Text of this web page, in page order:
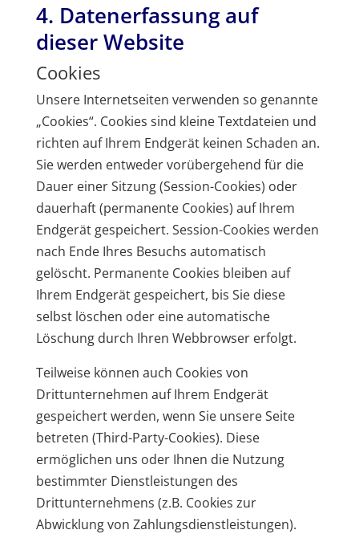
4. Datenerfassung auf
dieser Website
Cookies
Unsere Internetseiten verwenden so genannte
„Cookies“. Cookies sind kleine Textdateien und
richten auf Ihrem Endgerät keinen Schaden an.
Sie werden entweder vorübergehend für die
Dauer einer Sitzung (Session-Cookies) oder
dauerhaft (permanente Cookies) auf Ihrem
Endgerät gespeichert. Session-Cookies werden
nach Ende Ihres Besuchs automatisch
gelöscht. Permanente Cookies bleiben auf
Ihrem Endgerät gespeichert, bis Sie diese
selbst löschen oder eine automatische
Löschung durch Ihren Webbrowser erfolgt.
Teilweise können auch Cookies von
Drittunternehmen auf Ihrem Endgerät
gespeichert werden, wenn Sie unsere Seite
betreten (Third-Party-Cookies). Diese
ermöglichen uns oder Ihnen die Nutzung
bestimmter Dienstleistungen des
Drittunternehmens (z.B. Cookies zur
Abwicklung von Zahlungsdienstleistungen).